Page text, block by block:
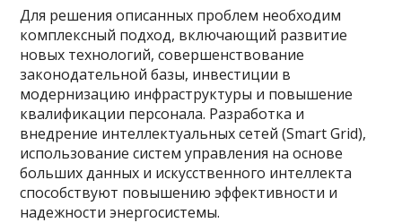
Для решения описанных проблем необходим
комплексный подход, включающий развитие
новых технологий, совершенствование
законодательной базы, инвестиции в
модернизацию инфраструктуры и повышение
квалификации персонала. Разработка и
внедрение интеллектуальных сетей (Smart Grid),
использование систем управления на основе
больших данных и искусственного интеллекта
способствуют повышению эффективности и
надежности энергосистемы.